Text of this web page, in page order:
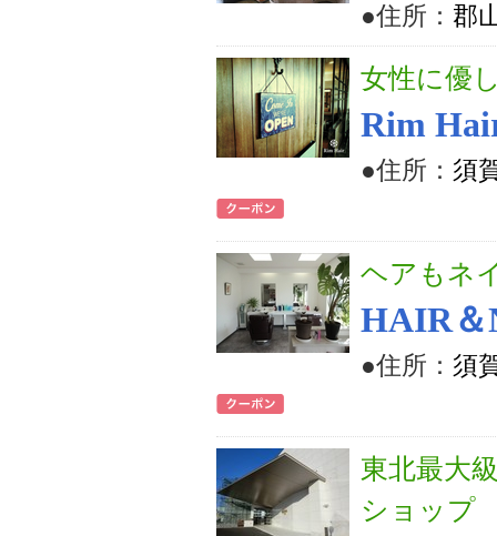
●住所： 郡
女性に優
Rim
●住所： 須
ヘアもネ
HAIR＆
●住所： 須
東北最大
ショップ